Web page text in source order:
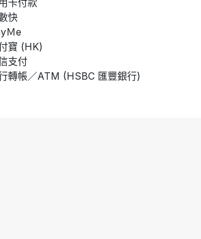
卡付款
快
Ｍe
寶 (HK)
支付
轉帳／ATM (HSBC 匯豐銀行)